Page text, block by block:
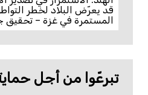
قد يعرّض البلاد لخطر
المستمرة في غزة – تحقيق
تبرعّوا من أجل